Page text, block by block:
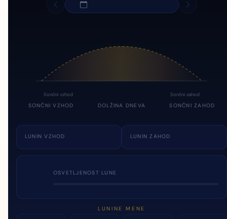
Sončni vzhod Sončni zahod
SONČNI VZHOD DOLŽINA DNEVA SONČNI ZAHOD
LUNIN VZHOD LUNIN ZAHOD
OSVETLJENOST LUNE
LUNINE MENE